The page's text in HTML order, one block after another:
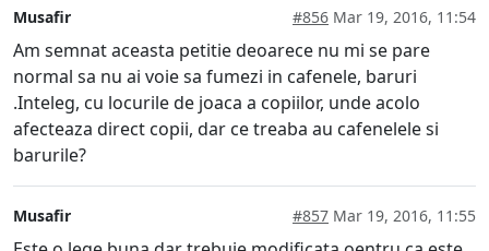
Musafir #856 Mar 19, 2016, 11:54
Am semnat aceasta petitie deoarece nu mi se pare
normal sa nu ai voie sa fumezi in cafenele, baruri
.Inteleg, cu locurile de joaca a copiilor, unde acolo
afecteaza direct copii, dar ce treaba au cafenelele si
barurile?
Musafir #857 Mar 19, 2016, 11:55